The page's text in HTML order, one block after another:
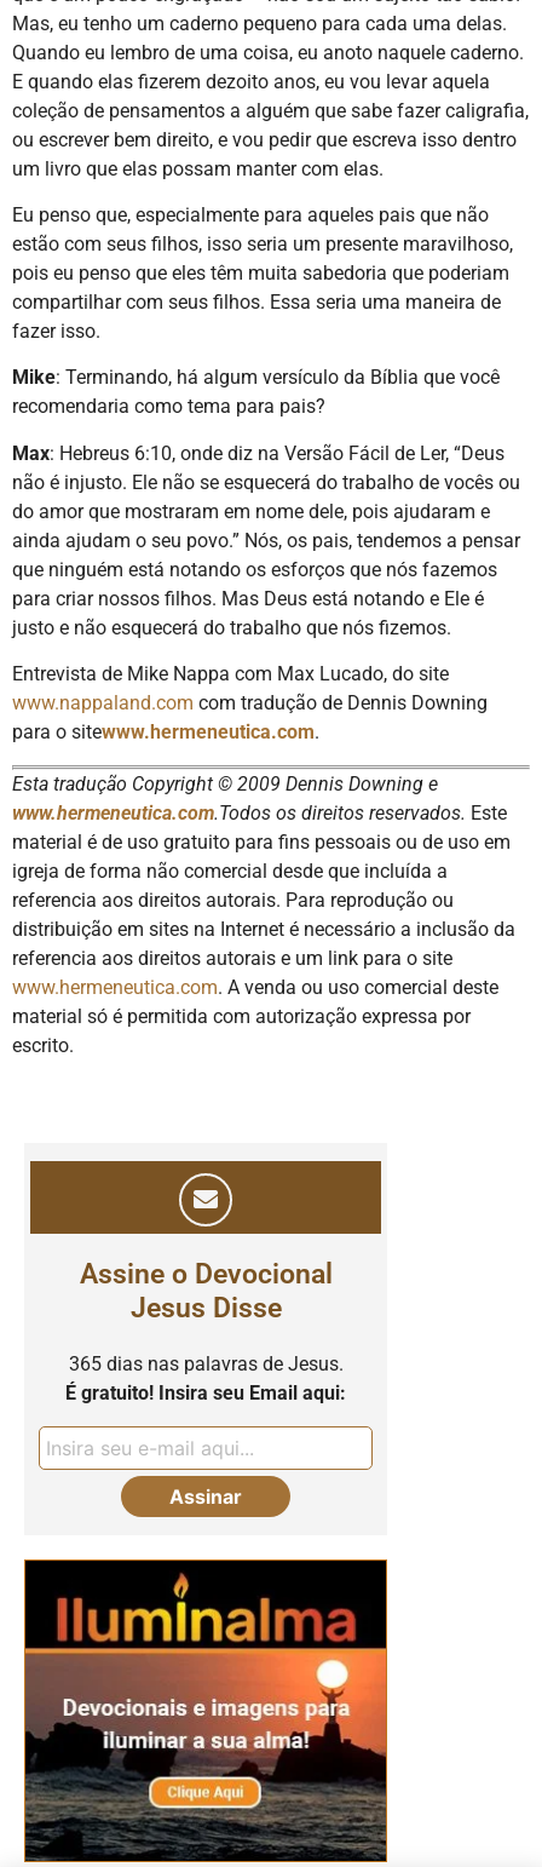
Mas, eu tenho um caderno pequeno para cada uma delas.
Quando eu lembro de uma coisa, eu anoto naquele caderno.
E quando elas fizerem dezoito anos, eu vou levar aquela
coleção de pensamentos a alguém que sabe fazer caligrafia,
ou escrever bem direito, e vou pedir que escreva isso dentro
um livro que elas possam manter com elas.
Eu penso que, especialmente para aqueles pais que não
estão com seus filhos, isso seria um presente maravilhoso,
pois eu penso que eles têm muita sabedoria que poderiam
compartilhar com seus filhos. Essa seria uma maneira de
fazer isso.
Mike: Terminando, há algum versículo da Bíblia que você
recomendaria como tema para pais?
Max: Hebreus 6:10, onde diz na Versão Fácil de Ler, “Deus
não é injusto. Ele não se esquecerá do trabalho de vocês ou
do amor que mostraram em nome dele, pois ajudaram e
ainda ajudam o seu povo.” Nós, os pais, tendemos a pensar
que ninguém está notando os esforços que nós fazemos
para criar nossos filhos. Mas Deus está notando e Ele é
justo e não esquecerá do trabalho que nós fizemos.
Entrevista de Mike Nappa com Max Lucado, do site
www.nappaland.com com tradução de Dennis Downing
para o sitewww.hermeneutica.com.
Esta tradução Copyright © 2009 Dennis Downing e
www.hermeneutica.com.Todos os direitos reservados. Este
material é de uso gratuito para fins pessoais ou de uso em
igreja de forma não comercial desde que incluída a
referencia aos direitos autorais. Para reprodução ou
distribuição em sites na Internet é necessário a inclusão da
referencia aos direitos autorais e um link para o site
www.hermeneutica.com. A venda ou uso comercial deste
material só é permitida com autorização expressa por
escrito.
Assine o Devocional
Jesus Disse
365 dias nas palavras de Jesus.
É gratuito! Insira seu Email aqui: